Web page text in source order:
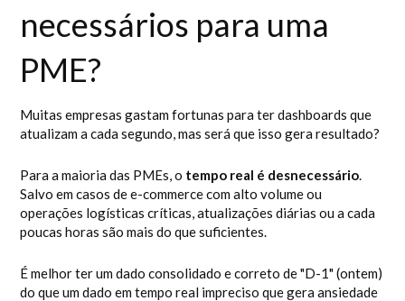
necessários para uma
PME?
Muitas empresas gastam fortunas para ter dashboards que
atualizam a cada segundo, mas será que isso gera resultado?
Para a maioria das PMEs, o tempo real é desnecessário.
Salvo em casos de e-commerce com alto volume ou
operações logísticas críticas, atualizações diárias ou a cada
poucas horas são mais do que suficientes.
É melhor ter um dado consolidado e correto de "D-1" (ontem)
do que um dado em tempo real impreciso que gera ansiedade